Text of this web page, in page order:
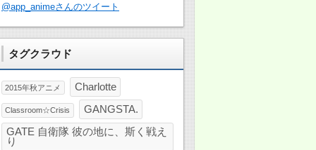
@app_animeさんのツイート
タグクラウド
2015年秋アニメ Charlotte
Classroom☆Crisis GANGSTA.
GATE 自衛隊 彼の地に、斯く戦え
り